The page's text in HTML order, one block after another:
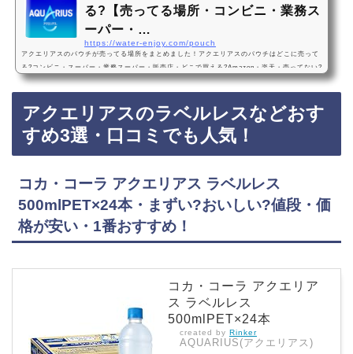
る?【売ってる場所・コンビニ・業務ス
ーパー・…
https://water-enjoy.com/pouch
アクエリアスのパウチが売ってる場所をまとめました！アクエリアスのパウチはどこに売って
る?コンビニ・スーパー・業務スーパー・販売店・どこで買える?Amazon・楽天・売ってない?
ゼリー・激安アクエリアスのパウチは、コンビニ、スーパー、業務スーパーに売っています！
店舗によっては売ってない店もあるので、Amazonや楽天でもアクエリアスのパウチがお得に
買えておすすめです！アクエリアスのパウチなどおすすめ3選・口コミでも人気コカ・コーラ
アクエリアスハンディパック 300g×30本・パウチ・おいしい・凍らせる・値段、価格が安…
アクエリアスのラベルレスなどおす
すめ3選・口コミでも人気！
コカ・コーラ アクエリアス ラベルレス
500mlPET×24本・まずい?おいしい?値段・価
格が安い・1番おすすめ！
コカ・コーラ アクエリア
ス ラベルレス
500mlPET×24本
created by Rinker
AQUARIUS(アクエリアス)